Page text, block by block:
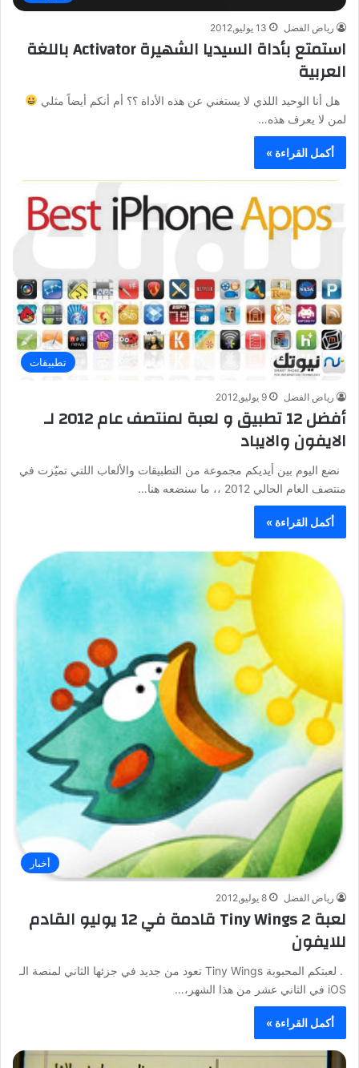
رياض الفضل 13 يوليو,2012
استمتع بأداة السيديا الشهيرة Activator باللغة
العربية
هل أنا الوحيد اللذي لا يستغني عن هذه الأداة ؟؟ أم أنكم أيضاً مثلي
لمن لا يعرف هذه…
أكمل القراءة »
تطبيقات
رياض الفضل 9 يوليو,2012
أفضل 12 تطبيق و لعبة لمنتصف عام 2012 لـ
الايفون والايباد
نضع اليوم بين أيديكم مجموعة من التطبيقات والألعاب اللتي تميّزت في
منتصف العام الحالي 2012 ،، ما سنضعه هنا…
أكمل القراءة »
أخبار
رياض الفضل 8 يوليو,2012
لعبة Tiny Wings 2 قادمة في 12 يوليو القادم
للايفون
. لعبتكم المحبوبة Tiny Wings تعود من جديد في جزئها الثاني لمنصة الـ
iOS في الثاني عشر من هذا الشهر،…
أكمل القراءة »